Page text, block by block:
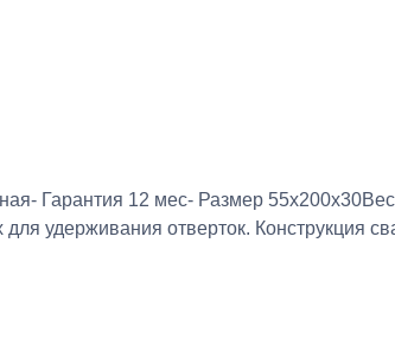
Гарантия 12 мес- Размер
удерживания отверток. Конструкция